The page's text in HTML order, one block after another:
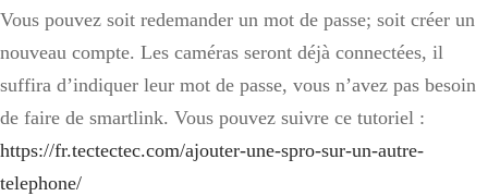
Vous pouvez soit redemander un mot de passe; soit créer un
nouveau compte. Les caméras seront déjà connectées, il
suffira d’indiquer leur mot de passe, vous n’avez pas besoin
de faire de smartlink. Vous pouvez suivre ce tutoriel :
https://fr.tectectec.com/ajouter-une-spro-sur-un-autre-
telephone/